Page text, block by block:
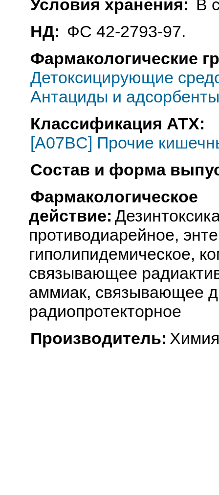
Условия хранения: В
НД: ФС 42-2793-97.
Фармакологические
Детоксицирующие
Антациды и адсорбенты
Классификация АТХ:
[A07BC] Прочие
Состав и форма
Фармакологическое
действие:
противодиарейное,
гиполипидемическое,
связывающее
аммиак, связывающее
радиопротекторное
Производитель: